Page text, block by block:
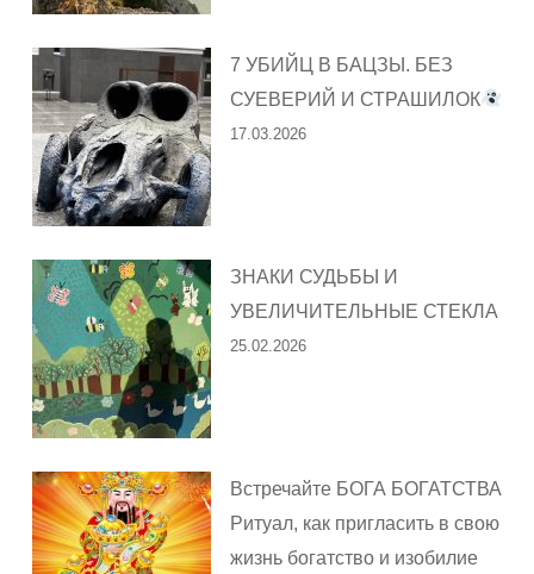
7 УБИЙЦ В БАЦЗЫ. БЕЗ
СУЕВЕРИЙ И СТРАШИЛОК
17.03.2026
ЗНАКИ СУДЬБЫ И
УВЕЛИЧИТЕЛЬНЫЕ СТЕКЛА
25.02.2026
Встречайте БОГА БОГАТСТВА
Ритуал, как пригласить в свою
жизнь богатство и изобилие